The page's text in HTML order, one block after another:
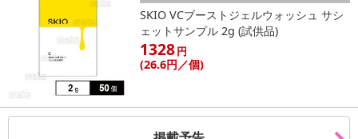
SKIO VCブーストジェルウォッシュ サシ
ェットサンプル 2g (試供品)
1328円
(26.6円 ／個)